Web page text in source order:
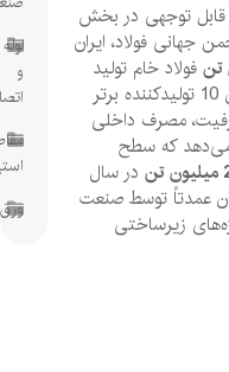
توجهی در بخش
فولاد، ایران
خام تولید
این کشور را در میان 10 تولیدکننده برتر
مصرف داخلی
که سطح
تندر سال
توسط صنعت